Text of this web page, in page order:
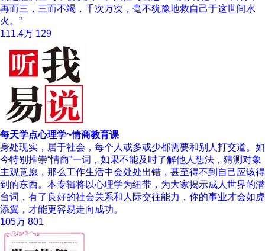
再而三，三而不竭，千次万次，毫不犹豫地救自己于这世间水
火。”
111.4万 129
每天学点心理学~情商教育课
身处现实，居于社会，每个人或多或少都需要和别人打交道。如
今特别推崇“情商”一词，如果不能及时了解他人想法，猜测对象
主观意愿，那么工作生活中会处处出错，甚至得不到自己应该得
到的东西。本专辑将以心理学为纽带，为大家揭示成人世界的潜
台词，有了良好的社会关系和人际交往能力，你的事业才会如虎
添翼，才能更容易走向成功。
105万 801